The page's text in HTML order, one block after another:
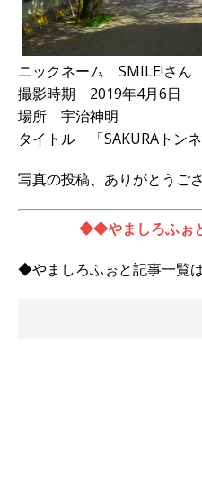
ニックネーム SMILE!さん
撮影時期 2019年4月6日
場所 宇治神明
タイトル 「SAKURAトンネ
写真の投稿、ありがとうご
◆◆やましろふぉ
◆やましろふぉと記事一覧